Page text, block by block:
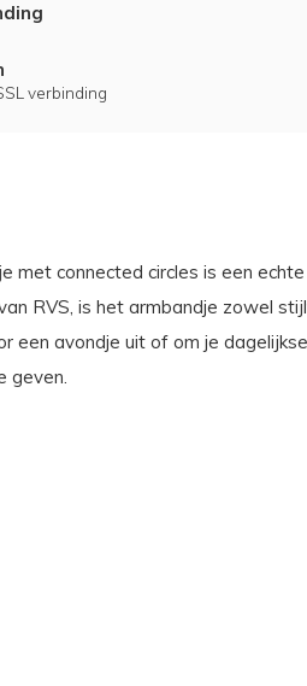
verbinding
met connected circles is een echte
RVS, is het armbandje zowel
een avondje uit of om je
geven.